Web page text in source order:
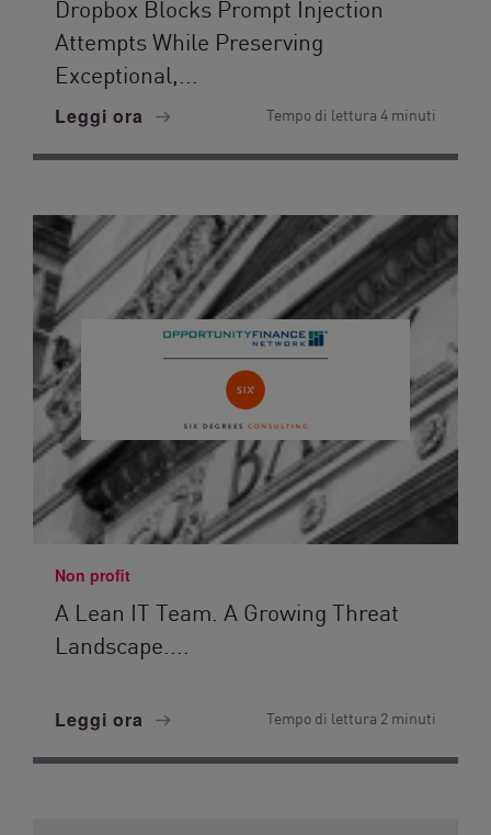
Dropbox Blocks Prompt Injection
Attempts While Preserving
Exceptional,...
Leggi ora Tempo di lettura 4 minuti
Non profit
A Lean IT Team. A Growing Threat
Landscape....
Leggi ora Tempo di lettura 2 minuti